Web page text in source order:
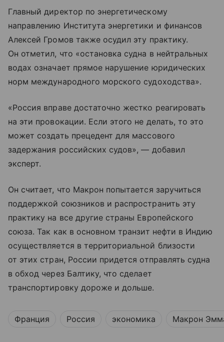
Главный директор по энергетическому
направлению Института энергетики и финансов
Алексей Громов также осудил эту практику.
Он отметил, что «остановка судна в нейтральных
водах означает прямое нарушение юридических
норм международного морского судоходства».
«Россия вправе достаточно жестко реагировать
на эти провокации. Если этого не делать, то это
может создать прецедент для массового
задержания российских судов», — добавил
эксперт.
Он считает, что Макрон попытается заручиться
поддержкой союзников и распространить эту
практику на все другие страны Европейского
союза. Так как в основном транзит нефти в Индию
осуществляется в территориальной близости
от этих стран, России придется отправлять судна
в обход через Балтику, что сделает
транспортировку дороже и дольше.
Франция Россия экономика Макрон